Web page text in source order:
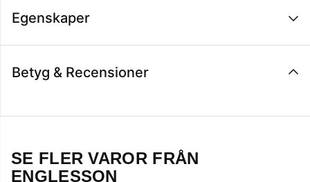
Egenskaper
Betyg & Recensioner
SE FLER VAROR FRÅN
ENGLESSON